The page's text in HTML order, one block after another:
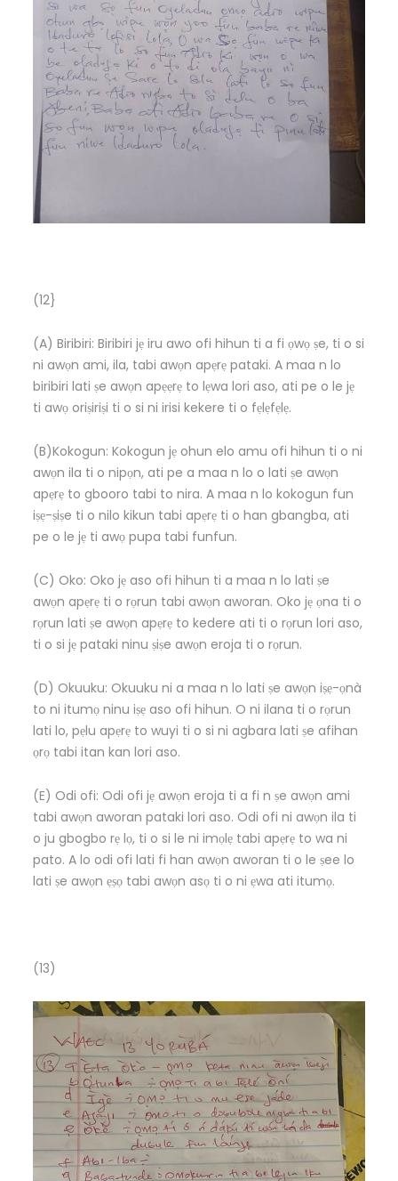
(12}
(A) Biribiri: Biribiri jẹ iru awo ofi hihun ti a fi ọwọ ṣe, ti o si
ni awọn ami, ila, tabi awọn apẹrẹ pataki. A maa n lo
biribiri lati ṣe awọn apẹẹrẹ to lẹwa lori aso, ati pe o le jẹ
ti awọ oriṣiriṣi ti o si ni irisi kekere ti o fẹlẹfẹlẹ.
(B)Kokogun: Kokogun jẹ ohun elo amu ofi hihun ti o ni
awọn ila ti o nipọn, ati pe a maa n lo o lati ṣe awọn
apẹrẹ to gbooro tabi to nira. A maa n lo kokogun fun
iṣẹ-ṣiṣe ti o nilo kikun tabi apẹrẹ ti o han gbangba, ati
pe o le jẹ ti awọ pupa tabi funfun.
(C) Oko: Oko jẹ aso ofi hihun ti a maa n lo lati ṣe
awọn apẹrẹ ti o rọrun tabi awọn aworan. Oko jẹ ọna ti o
rọrun lati ṣe awọn apẹrẹ to kedere ati ti o rọrun lori aso,
ti o si jẹ pataki ninu ṣiṣe awọn eroja ti o rọrun.
(D) Okuuku: Okuuku ni a maa n lo lati ṣe awọn iṣẹ-ọnà
to ni itumọ ninu iṣẹ aso ofi hihun. O ni ilana ti o rọrun
lati lo, pẹlu apẹrẹ to wuyi ti o si ni agbara lati ṣe afihan
ọrọ tabi itan kan lori aso.
(E) Odi ofi: Odi ofi jẹ awọn eroja ti a fi n ṣe awọn ami
tabi awọn aworan pataki lori aso. Odi ofi ni awọn ila ti
o ju gbogbo rẹ lọ, ti o si le ni imọlẹ tabi apẹrẹ to wa ni
pato. A lo odi ofi lati fi han awọn aworan ti o le ṣee lo
lati ṣe awọn ẹṣọ tabi awọn asọ ti o ni ẹwa ati itumọ.
(13)